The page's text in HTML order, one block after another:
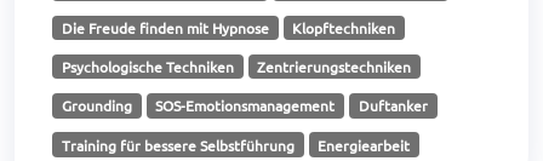
Die Freude finden mit Hypnose Klopftechniken
Psychologische Techniken Zentrierungstechniken
Grounding SOS-Emotionsmanagement Duftanker
Training für bessere Selbstführung Energiearbeit